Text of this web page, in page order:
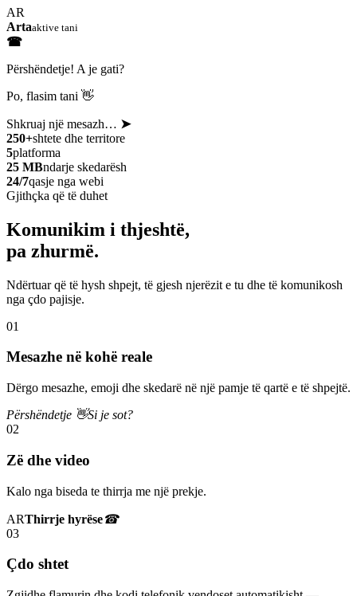
AR
Artaaktive tani
☎
Përshëndetje! A je gati?
Po, flasim tani 👋
Shkruaj një mesazh… ➤
250+shtete dhe territore
5platforma
25 MBndarje skedarësh
24/7qasje nga webi
Gjithçka që të duhet
Komunikim i thjeshtë,
pa zhurmë.
Ndërtuar që të hysh shpejt, të gjesh njerëzit e tu dhe të komunikosh
nga çdo pajisje.
01
Mesazhe në kohë reale
Dërgo mesazhe, emoji dhe skedarë në një pamje të qartë e të shpejtë.
Përshëndetje 👋Si je sot?
02
Zë dhe video
Kalo nga biseda te thirrja me një prekje.
ARThirrje hyrëse☎
03
Çdo shtet